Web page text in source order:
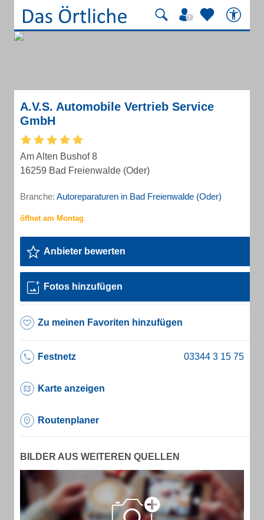
A.V.S. Automobile Vertrieb Service
GmbH
Am Alten Bushof 8
16259 Bad Freienwalde (Oder)
Branche: Autoreparaturen in Bad Freienwalde (Oder)
Anbieter bewerten
Fotos hinzufügen
Zu meinen Favoriten hinzufügen
Festnetz
Karte anzeigen
Routenplaner
BILDER AUS WEITEREN QUELLEN